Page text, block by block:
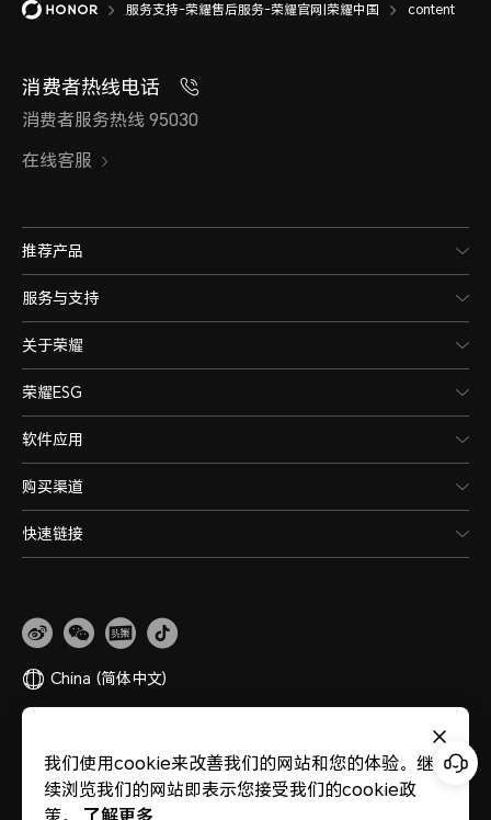
服务支持-荣耀售后服务-荣耀官网|荣耀中国 content
消费者热线电话
消费者服务热线 95030
在线客服
推荐产品
服务与支持
关于荣耀
荣耀ESG
软件应用
购买渠道
快速链接
China (简体中文)
版权所有 © 荣耀终端股份有限公司 2020-2026 保留一切权利。
44030002002883
粤ICP备20047157号
我们使用cookie来改善我们的网站和您的体验。继
续浏览我们的网站即表示您接受我们的cookie政
策。
了解更多